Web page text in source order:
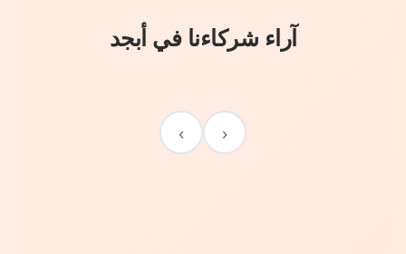
آراء شركاءنا في أبجد
‹
›